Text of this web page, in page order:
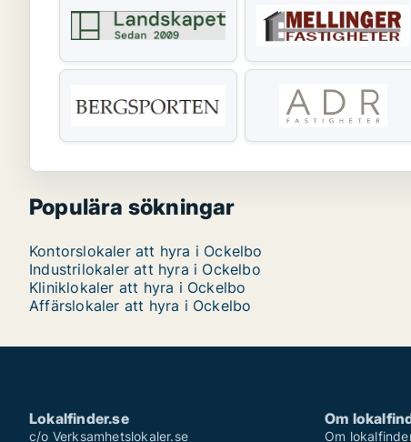
Populära sökningar
Kontorslokaler att hyra i Ockelbo
Industrilokaler att hyra i Ockelbo
Kliniklokaler att hyra i Ockelbo
Affärslokaler att hyra i Ockelbo
Lokalfinder.se
c/o Verksamhetslokaler.se
Om
Om